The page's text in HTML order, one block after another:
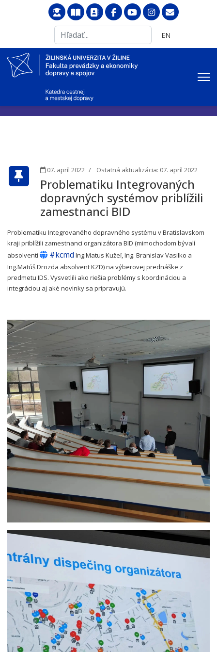
...
Vyberte váš jazyk
EN
07. apríl 2022 Ostatná aktualizácia: 07. apríl 2022
Problematiku Integrovaných
dopravných systémov priblížili
zamestnanci BID
Problematiku Integrovaného dopravného systému v Bratislavskom
kraji priblížili zamestnanci organizátora BID (mimochodom bývalí
absolventi
#kcmd Ing.Matus Kužeľ, Ing. Branislav Vasilko a
Ing.Matúš Drozda absolvent KZD) na výberovej prednáške z
predmetu IDS. Vysvetlili ako riešia problémy s koordináciou a
integráciou aj aké novinky sa pripravujú.